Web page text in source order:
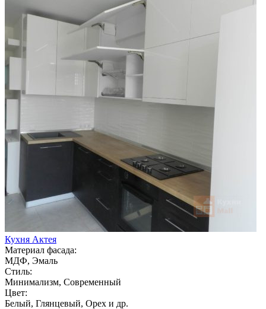
Кухня Актея
Материал фасада:
МДФ, Эмаль
Стиль:
Минимализм, Современный
Цвет:
Белый, Глянцевый, Орех и др.